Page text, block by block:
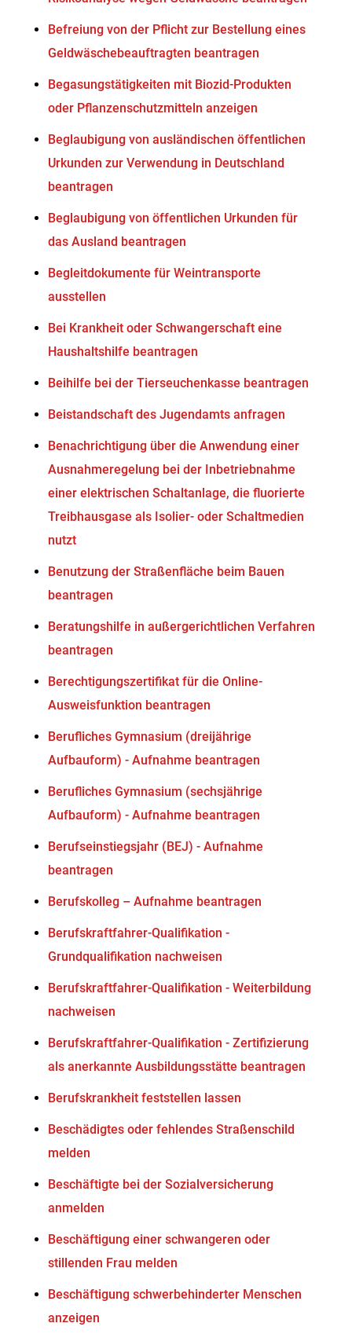
Befreiung von der Pflicht zur Bestellung eines
Geldwäschebeauftragten beantragen
Begasungstätigkeiten mit Biozid-Produkten
oder Pflanzenschutzmitteln anzeigen
Beglaubigung von ausländischen öffentlichen
Urkunden zur Verwendung in Deutschland
beantragen
Beglaubigung von öffentlichen Urkunden für
das Ausland beantragen
Begleitdokumente für Weintransporte
ausstellen
Bei Krankheit oder Schwangerschaft eine
Haushaltshilfe beantragen
Beihilfe bei der Tierseuchenkasse beantragen
Beistandschaft des Jugendamts anfragen
Benachrichtigung über die Anwendung einer
Ausnahmeregelung bei der Inbetriebnahme
einer elektrischen Schaltanlage, die fluorierte
Treibhausgase als Isolier- oder Schaltmedien
nutzt
Benutzung der Straßenfläche beim Bauen
beantragen
Beratungshilfe in außergerichtlichen Verfahren
beantragen
Berechtigungszertifikat für die Online-
Ausweisfunktion beantragen
Berufliches Gymnasium (dreijährige
Aufbauform) - Aufnahme beantragen
Berufliches Gymnasium (sechsjährige
Aufbauform) - Aufnahme beantragen
Berufseinstiegsjahr (BEJ) - Aufnahme
beantragen
Berufskolleg – Aufnahme beantragen
Berufskraftfahrer-Qualifikation -
Grundqualifikation nachweisen
Berufskraftfahrer-Qualifikation - Weiterbildung
nachweisen
Berufskraftfahrer-Qualifikation - Zertifizierung
als anerkannte Ausbildungsstätte beantragen
Berufskrankheit feststellen lassen
Beschädigtes oder fehlendes Straßenschild
melden
Beschäftigte bei der Sozialversicherung
anmelden
Beschäftigung einer schwangeren oder
stillenden Frau melden
Beschäftigung schwerbehinderter Menschen
anzeigen